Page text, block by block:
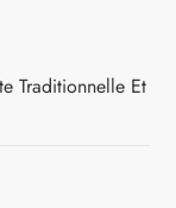
Traditionnelle Et